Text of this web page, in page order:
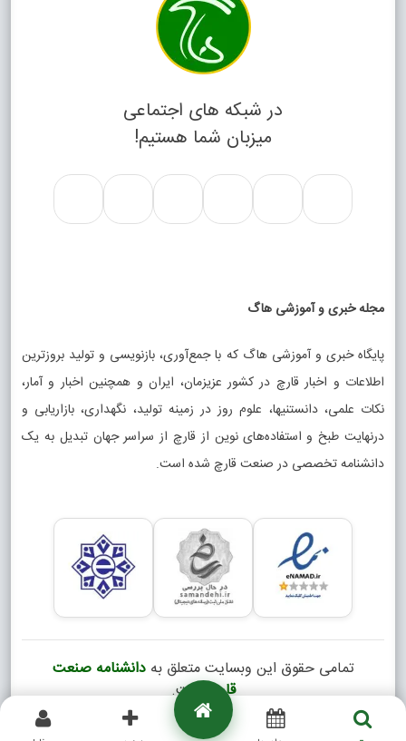
در شبکه های اجتماعی
میزبان شما هستیم!
مجله خبری و آموزشی هاگ
پایگاه خبری و آموزشی هاگ که با جمع‌آوری، بازنویسی و تولید بروزترین
اطلاعات و اخبار قارچ در کشور عزیزمان، ایران و همچنین اخبار و آمار،
نکات علمی، دانستنیها، علوم روز در زمینه تولید، نگهداری، بازاریابی و
درنهایت طبخ و استفاده‌های نوین از قارچ از سراسر جهان تبدیل به یک
دانشنامه تخصصی در صنعت قارچ شده است.
تمامی حقوق این وبسایت متعلق بهدانشنامه صنعت
قارچ است.
Copyright © 2026